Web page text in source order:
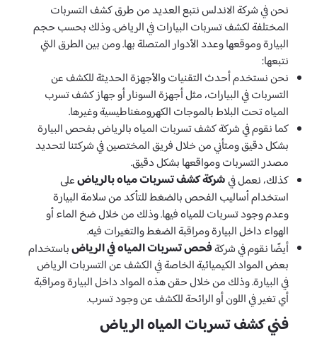
نحن في شركة الاندلس نتبع العديد من طرق كشف التسربات
المختلفة لكشف تسربات البيارات في الرياض. وذلك بحسب حجم
البيارة وموقعها وعدد الأدوار المتصلة بها. ومن بين الطرق التي
نتبعها:
نحن نستخدم أحدث التقنيات والأجهزة الحديثة للكشف عن
التسربات في البيارات، مثل أجهزة السونار أو جهاز كشف تسرب
المياه تحت البلاط بالموجات الكهرومغناطيسية وغيرها.
كما نقوم في شركة كشف تسربات المياه بالرياض بفحص البيارة
بشكل دقيق ومتأني من خلال فريق المختصين في شركتنا لتحديد
مصدر التسربات ومواقعها بشكل دقيق.
كذلك، نعمل فيشركة كشف تسربات مياه بالرياضعلى
استخدام أساليب الفحص بالضغط للتأكد من سلامة البيارة
وعدم وجود تسربات للمياه فيها. وذلك من خلال ضخ الماء أو
الهواء داخل البيارة ومراقبة الضغط والتغيرات فيه.
أيضًا نقوم في شركةفحص تسربات المياه في الرياضباستخدام
بعض المواد الكيميائية الخاصة في الكشف عن التسربات الرياض
في البيارة. وذلك من خلال حقن هذه المواد داخل البيارة ومراقبة
أي تغير في اللون أو الرائحة للكشف عن وجود تسرب.
فني كشف تسربات المياه الرياض